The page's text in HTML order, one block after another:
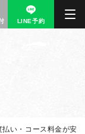
LINE予約
い・コース料金が安